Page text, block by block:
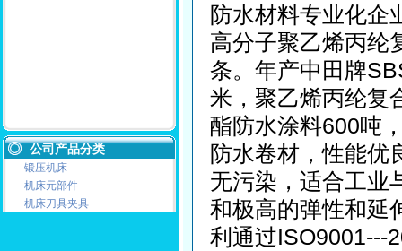
公司产品分类
锻压机床
机床元部件
机床刀具夹具
防水材料专业化企
高分子聚乙烯丙纶
条。年产中田牌
米，聚乙烯丙纶复
酯防水涂料600吨
防水卷材，性能优
无污染，适合工业
和极高的弹性和延
利通过ISO9001---